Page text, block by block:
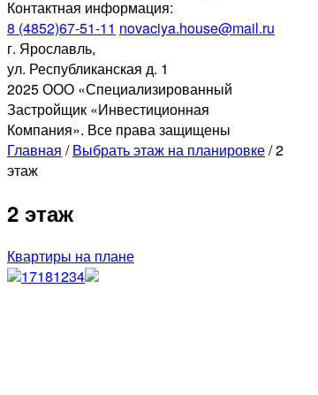
Контактная информация:
8 (4852)67-51-11 novaciya.house@mail.ru
г. Ярославль,
ул. Республиканская д. 1
2025 ООО «Специализированный
Застройщик «Инвестиционная
Компания». Все права защищены
Главная /Выбрать этаж на планировке/2
этаж
2 этаж
Квартиры на плане
17181234